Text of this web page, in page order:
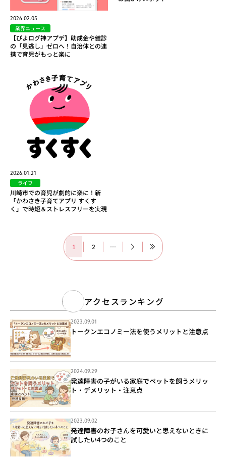
2026.02.05
業界ニュース
【ぴよログ神アプデ】助成金や健診
の「見逃し」ゼロへ！自治体との連
携で育児がもっと楽に
2026.01.21
ライフ
川崎市での育児が劇的に楽に！新
「かわさき子育てアプリ すくす
く」で時短＆ストレスフリーを実現
1 2 …
アクセスランキング
2023.09.01
トークンエコノミー法を使うメリットと注意点
2024.09.29
発達障害の子がいる家庭でペットを飼うメリッ
ト・デメリット・注意点
2023.09.02
発達障害のお子さんを可愛いと思えないときに
試したい4つのこと